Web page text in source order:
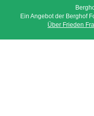
Ein Angebot der Berghof
Über Frieden